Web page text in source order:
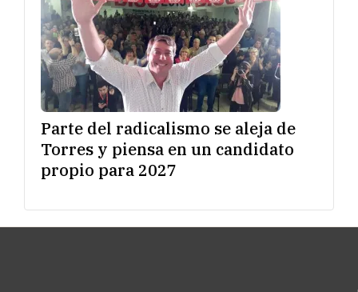
Parte del radicalismo se aleja de
Torres y piensa en un candidato
propio para 2027